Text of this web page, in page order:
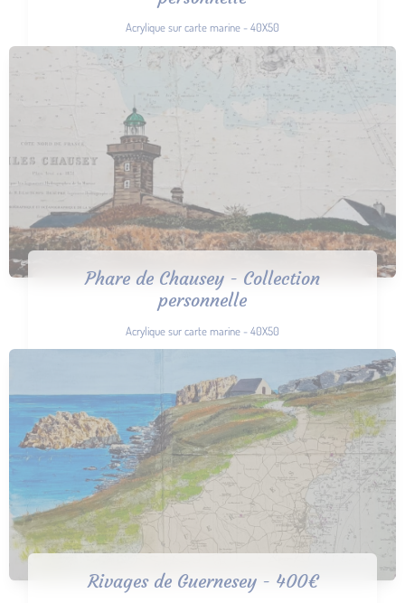
Acrylique sur carte marine - 40X50
Phare de Chausey - Collection
personnelle
Acrylique sur carte marine - 40X50
Rivages de Guernesey - 400€